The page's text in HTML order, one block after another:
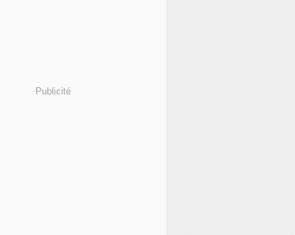
Publicité